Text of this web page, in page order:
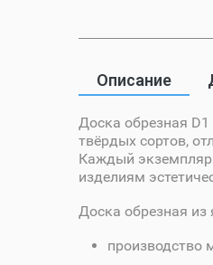
Описание
Доска обрезная
твёрдых сортов,
Каждый экземпляр
изделиям
Доска обрезная из
производство